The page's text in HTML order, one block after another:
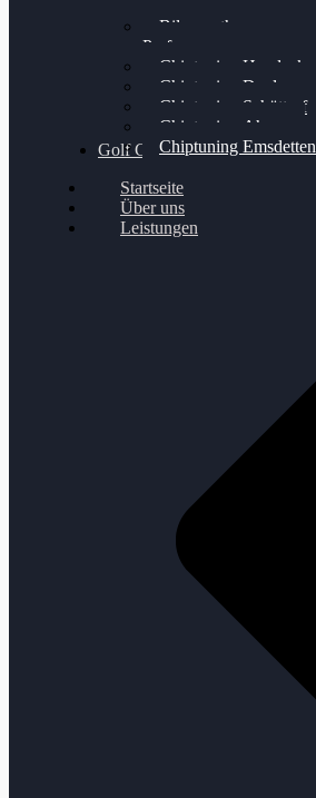
Bilgenroth
Performance
Chiptuning Herzlacke
Chiptuning Duelmen
Chiptuning Schüttorf
Chiptuning Ahaus
Chiptuning Emsdetten
Golf Gewinnspiel
Startseite
Über uns
Leistungen